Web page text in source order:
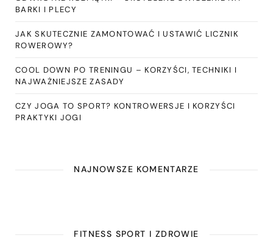
BARKI I PLECY
JAK SKUTECZNIE ZAMONTOWAĆ I USTAWIĆ LICZNIK
ROWEROWY?
COOL DOWN PO TRENINGU – KORZYŚCI, TECHNIKI I
NAJWAŻNIEJSZE ZASADY
CZY JOGA TO SPORT? KONTROWERSJE I KORZYŚCI
PRAKTYKI JOGI
NAJNOWSZE KOMENTARZE
FITNESS SPORT I ZDROWIE